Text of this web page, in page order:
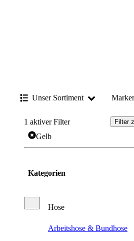
Unser Sortiment
1 aktiver Filter Filter
Gelb
Kategorien
Hose
Arbeitshose & Bundhose